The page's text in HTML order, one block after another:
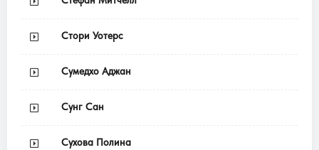
Стори Уотерс
Сумедхо Аджан
Сунг Сан
Сухова Полина